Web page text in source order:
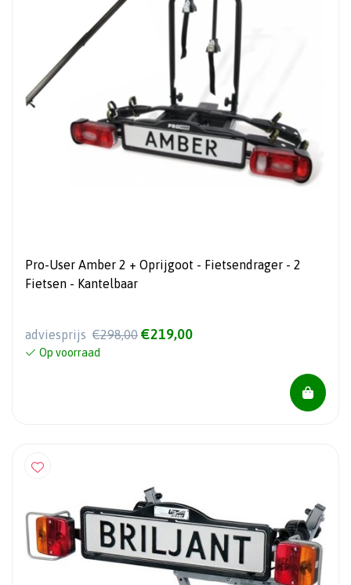
Pro-User Amber 2 + Oprijgoot - Fietsendrager - 2
Fietsen - Kantelbaar
adviesprijs €298,00 €219,00
Op voorraad